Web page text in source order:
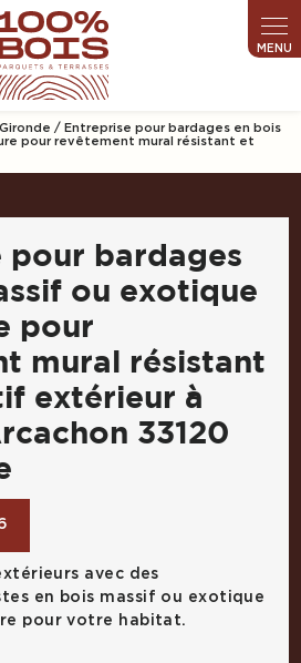
/ Entreprise pour bardages en bois
pour revêtement mural résistant et
pour bardages
ou exotique
pour
mural résistant
extérieur à
33120
avec des
en bois massif ou exotique
pour votre habitat.
cookies